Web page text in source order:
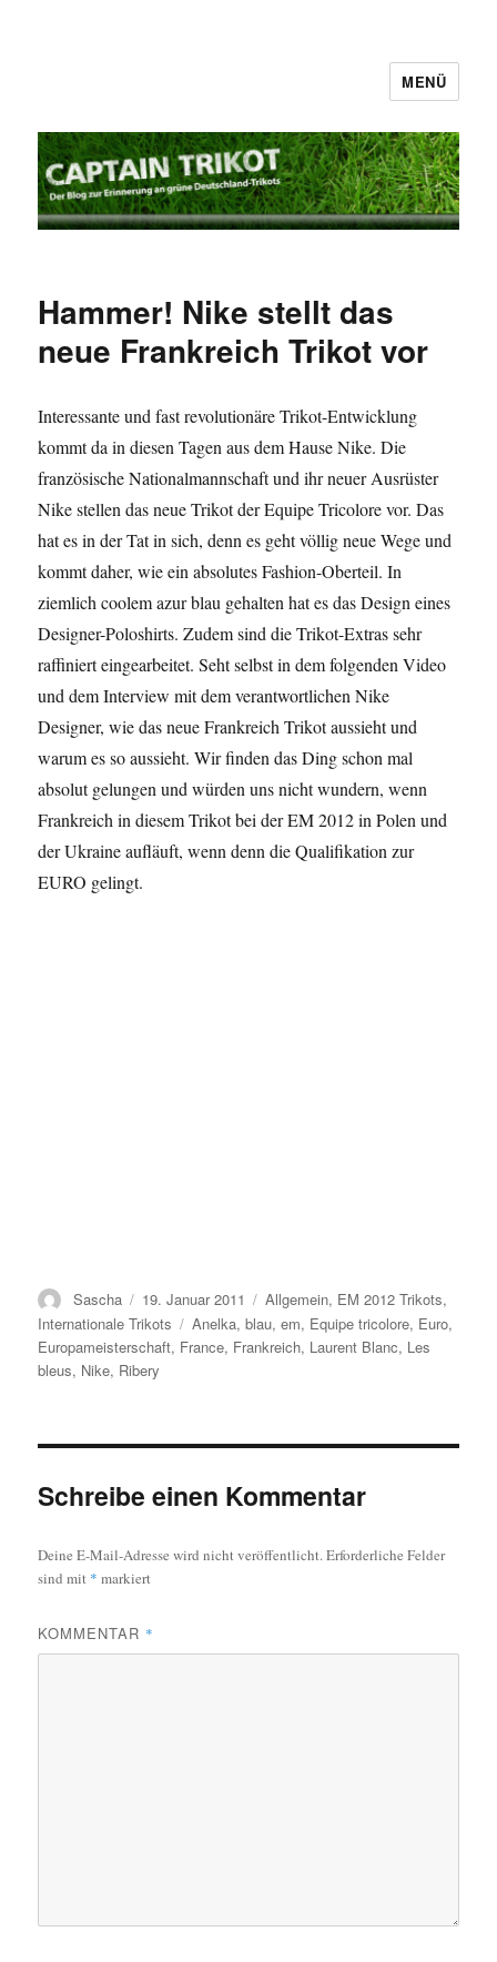
MENÜ
Hammer! Nike stellt das
neue Frankreich Trikot vor
Interessante und fast revolutionäre Trikot-Entwicklung
kommt da in diesen Tagen aus dem Hause Nike. Die
französische Nationalmannschaft und ihr neuer Ausrüster
Nike stellen das neue Trikot der Equipe Tricolore vor. Das
hat es in der Tat in sich, denn es geht völlig neue Wege und
kommt daher, wie ein absolutes Fashion-Oberteil. In
ziemlich coolem azur blau gehalten hat es das Design eines
Designer-Poloshirts. Zudem sind die Trikot-Extras sehr
raffiniert eingearbeitet. Seht selbst in dem folgenden Video
und dem Interview mit dem verantwortlichen Nike
Designer, wie das neue Frankreich Trikot aussieht und
warum es so aussieht. Wir finden das Ding schon mal
absolut gelungen und würden uns nicht wundern, wenn
Frankreich in diesem Trikot bei der EM 2012 in Polen und
der Ukraine aufläuft, wenn denn die Qualifikation zur
EURO gelingt.
Autor
Sascha
Veröffentlicht
am
19. Januar 2011 Kategorien
Allgemein, EM 2012 Trikots,
Internationale Trikots
Schlagwörter
Anelka,blau,em, Equipe tricolore, Euro,
Europameisterschaft, France, Frankreich, Laurent Blanc, Les
bleus, Nike, Ribery
Schreibe einen Kommentar
Deine E-Mail-Adresse wird nicht veröffentlicht.Erforderliche Felder
sind mit * markiert
KOMMENTAR *